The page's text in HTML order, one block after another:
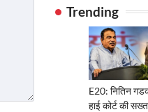
Trending
E20: नितिन
हाई कोर्ट की